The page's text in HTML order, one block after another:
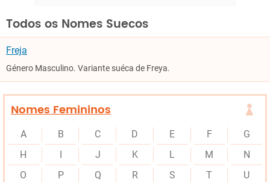
Todos os Nomes Suecos
Freja
Género Masculino. Variante suéca de Freya.
Nomes Femininos
A B C D E F
G
H
J K L M
N
O
P Q R S T
U